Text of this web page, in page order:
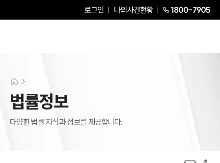
로그인 나의사건현황 1800-7905
법률정보
다양한 법률 지식과 정보를 제공합니다.